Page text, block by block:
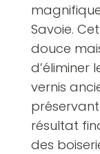
Savoie.
douce
d’éliminer
vernis
résultat
des